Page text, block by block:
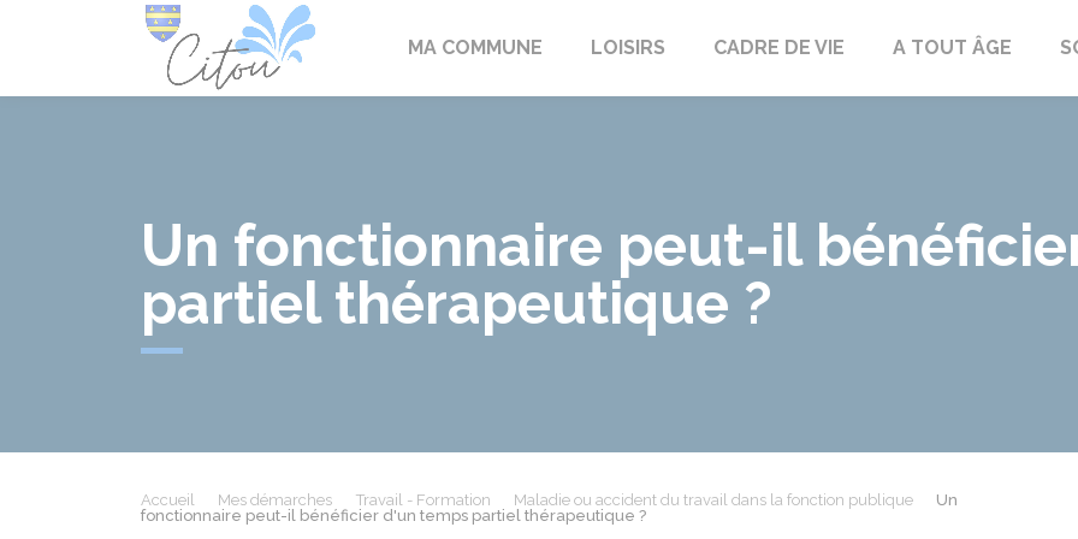
MA COMMUNE LOISIRS CADRE DE VIE A TOUT ÂGE
Un fonctionnaire peut-il
partiel thérapeutique ?
Accueil Mes démarches Travail - Formation Maladie ou accident du travail dans la fonction publique
Un
fonctionnaire peut-il bénéficier d'un temps partiel thérapeutique ?